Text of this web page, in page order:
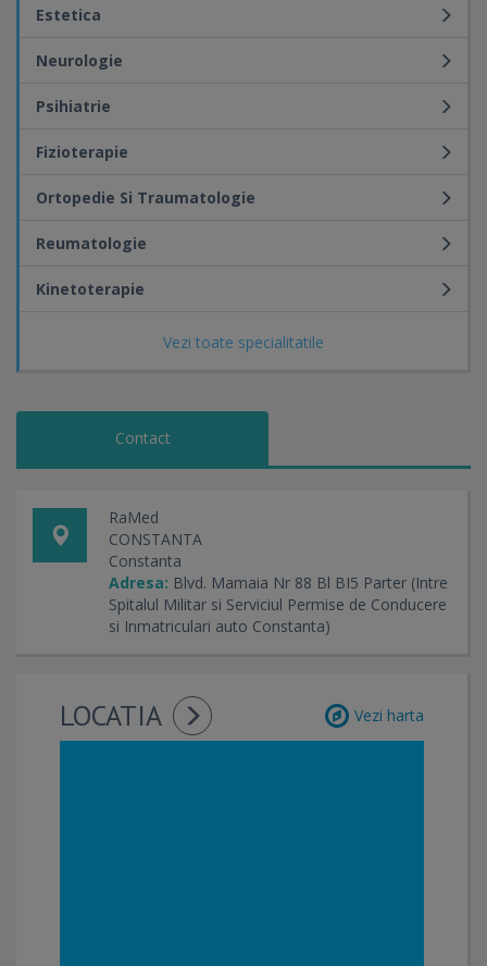
Vezi toate specialitatile
Estetica
Neurologie
Psihiatrie
Fizioterapie
Ortopedie Si Traumatologie
Reumatologie
Kinetoterapie
Contact
RaMed
CONSTANTA
Constanta
Adresa: Blvd. Mamaia Nr 88 Bl BI5 Parter (Intre
Spitalul Militar si Serviciul Permise de Conducere
si Inmatriculari auto Constanta)
LOCATIA Vezi harta